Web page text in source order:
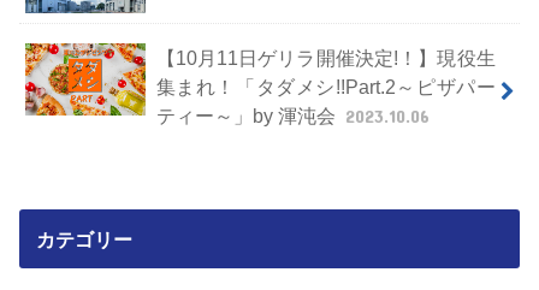
【10月11日ゲリラ開催決定!！】現役生
集まれ！「タダメシ!!Part.2～ピザパー
ティー～」by 渾沌会 2023.10.06
カテゴリー